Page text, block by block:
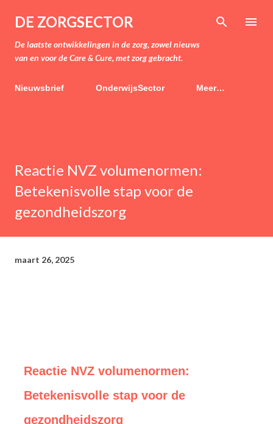
Doorgaan naar hoofdcontent
DE ZORGSECTOR
De laatste ontwikkelingen in de zorg, zowel nieuws
van en voor de Care & Cure, met zorg gebracht.
Nieuwsbrief OnderwijsSector Meer…
Reactie NVZ volumenormen:
Betekenisvolle stap voor de
gezondheidszorg
maart 26, 2025
Reactie NVZ volumenormen:
Betekenisvolle stap voor de
gezondheidszorg